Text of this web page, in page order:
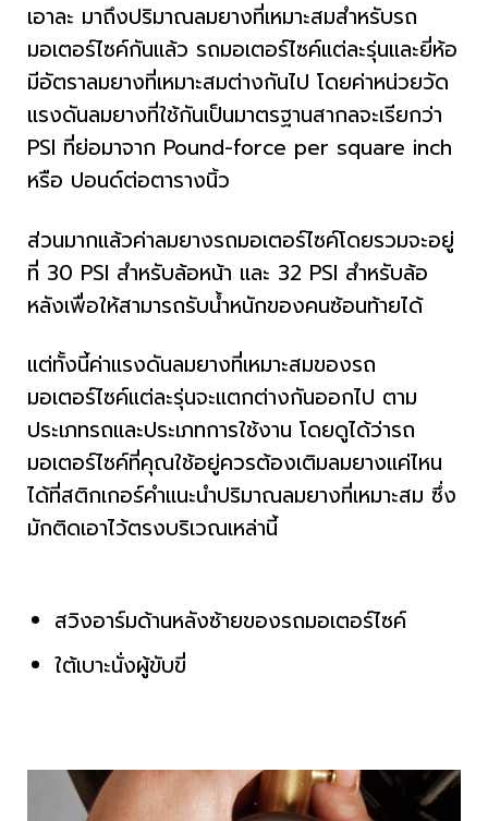
เอาละ มาถึงปริมาณลมยางที่เหมาะสมสำหรับรถ
มอเตอร์ไซค์กันแล้ว รถมอเตอร์ไซค์แต่ละรุ่นและยี่ห้อ
มีอัตราลมยางที่เหมาะสมต่างกันไป โดยค่าหน่วยวัด
แรงดันลมยางที่ใช้กันเป็นมาตรฐานสากลจะเรียกว่า
PSI ที่ย่อมาจาก Pound-force per square inch
หรือ ปอนด์ต่อตารางนิ้ว
ส่วนมากแล้วค่าลมยางรถมอเตอร์ไซค์โดยรวมจะอยู่
ที่ 30 PSI สำหรับล้อหน้า และ 32 PSI สำหรับล้อ
หลังเพื่อให้สามารถรับน้ำหนักของคนซ้อนท้ายได้
แต่ทั้งนี้ค่าแรงดันลมยางที่เหมาะสมของรถ
มอเตอร์ไซค์แต่ละรุ่นจะแตกต่างกันออกไป ตาม
ประเภทรถและประเภทการใช้งาน โดยดูได้ว่ารถ
มอเตอร์ไซค์ที่คุณใช้อยู่ควรต้องเติมลมยางแค่ไหน
ได้ที่สติกเกอร์คำแนะนำปริมาณลมยางที่เหมาะสม ซึ่ง
มักติดเอาไว้ตรงบริเวณเหล่านี้
สวิงอาร์มด้านหลังซ้ายของรถมอเตอร์ไซค์
ใต้เบาะนั่งผู้ขับขี่